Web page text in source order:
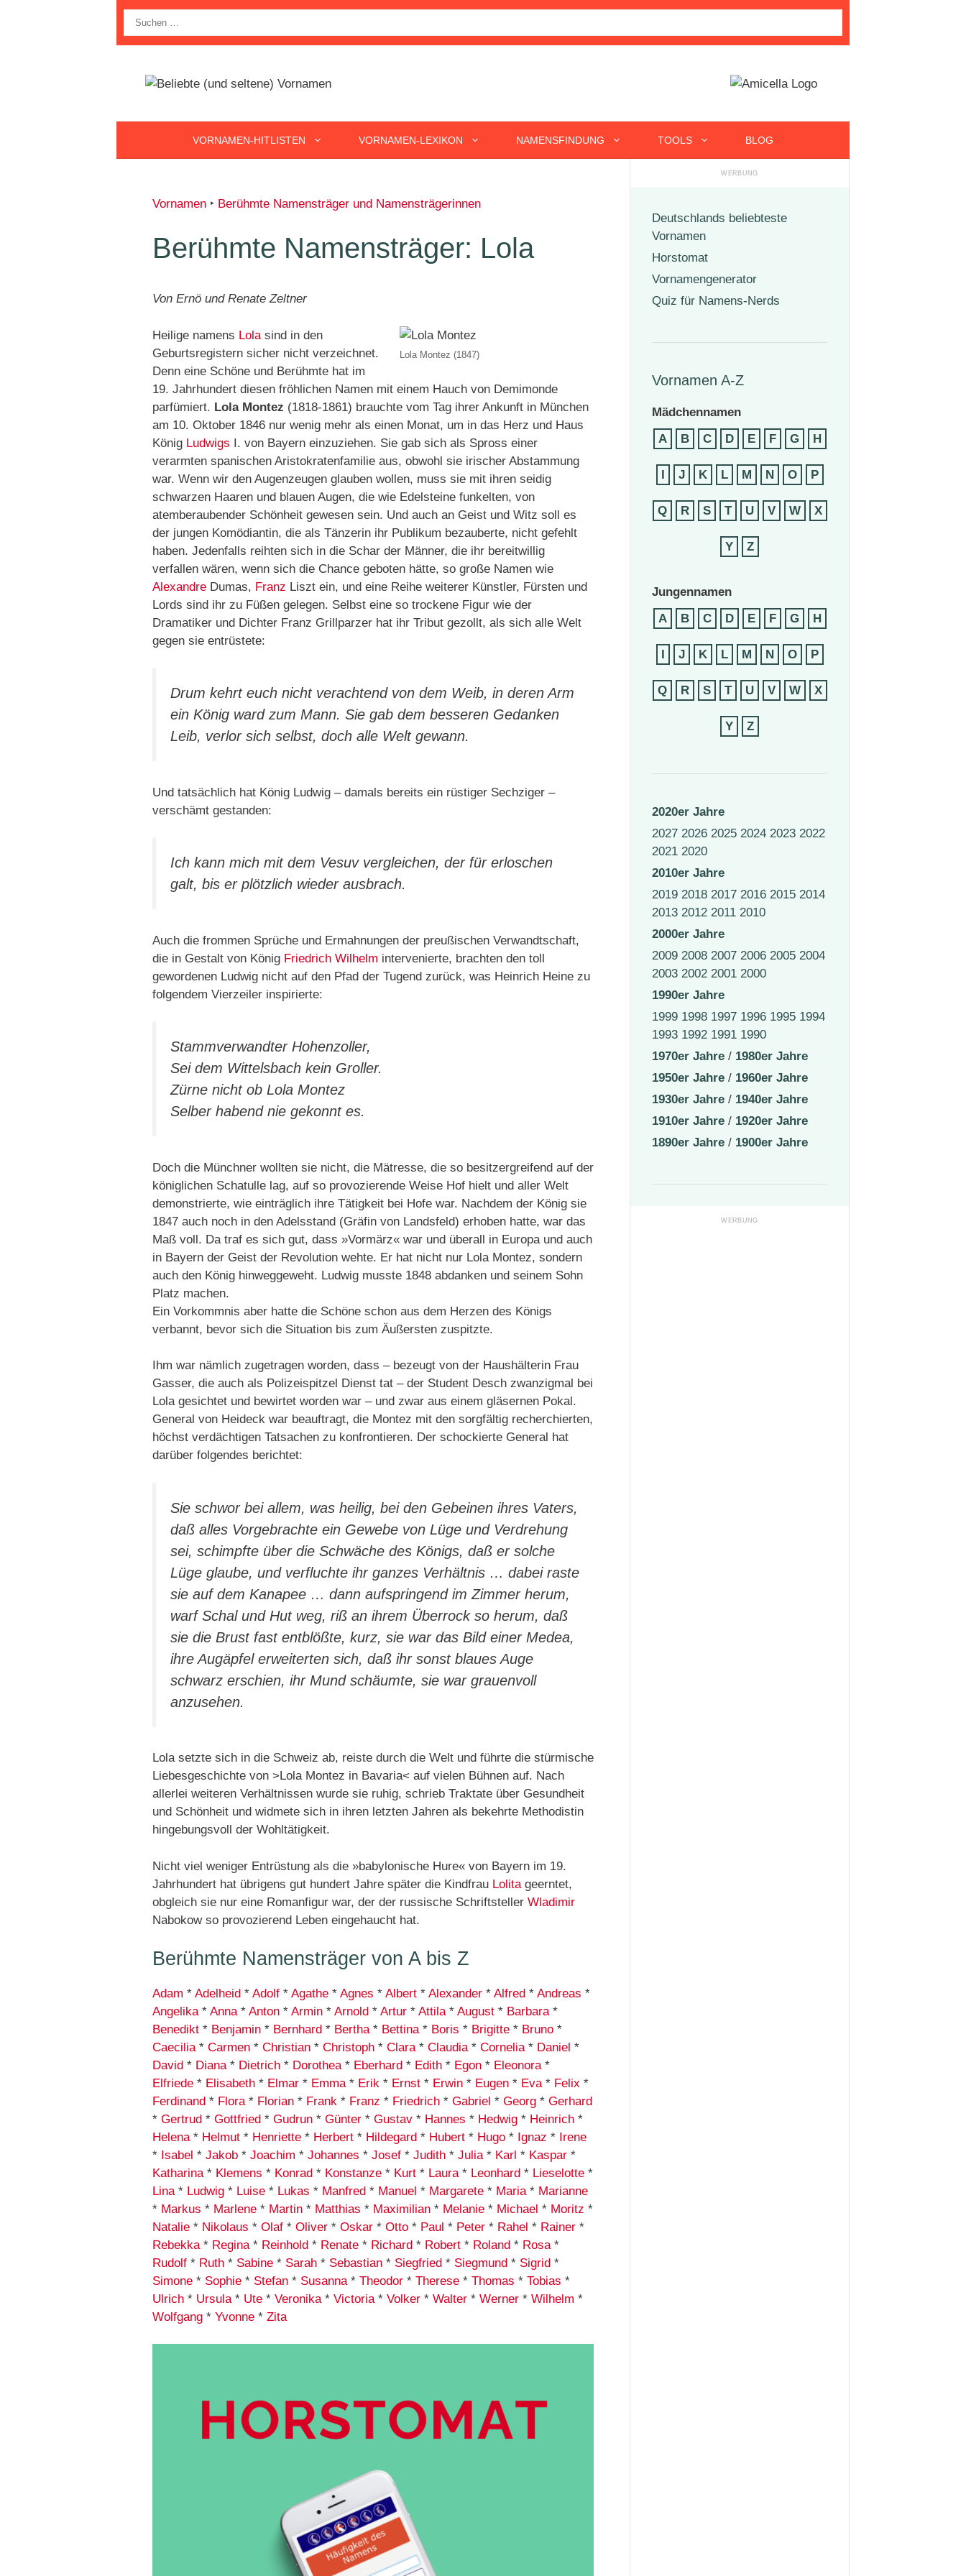
nach:
VORNAMEN-HITLISTEN VORNAMEN-LEXIKON NAMENSFINDUNG TOOLS BLOG
Vornamen ‣ Berühmte Namensträger und Namensträgerinnen
Berühmte Namensträger: Lola
Von Ernö und Renate Zeltner
Lola Montez (1847)
Heilige namens Lola sind in den
Geburtsregistern sicher nicht verzeichnet.
Denn eine Schöne und Berühmte hat im
19. Jahrhundert diesen fröhlichen Namen mit einem Hauch von Demimonde
parfümiert. Lola Montez (1818-1861) brauchte vom Tag ihrer Ankunft in München
am 10. Oktober 1846 nur wenig mehr als einen Monat, um in das Herz und Haus
König Ludwigs I. von Bayern einzuziehen. Sie gab sich als Spross einer
verarmten spanischen Aristokratenfamilie aus, obwohl sie irischer Abstammung
war. Wenn wir den Augenzeugen glauben wollen, muss sie mit ihren seidig
schwarzen Haaren und blauen Augen, die wie Edelsteine funkelten, von
atemberaubender Schönheit gewesen sein. Und auch an Geist und Witz soll es
der jungen Komödiantin, die als Tänzerin ihr Publikum bezauberte, nicht gefehlt
haben. Jedenfalls reihten sich in die Schar der Männer, die ihr bereitwillig
verfallen wären, wenn sich die Chance geboten hätte, so große Namen wie
Alexandre Dumas, Franz Liszt ein, und eine Reihe weiterer Künstler, Fürsten und
Lords sind ihr zu Füßen gelegen. Selbst eine so trockene Figur wie der
Dramatiker und Dichter Franz Grillparzer hat ihr Tribut gezollt, als sich alle Welt
gegen sie entrüstete:
Drum kehrt euch nicht verachtend von dem Weib, in deren Arm
ein König ward zum Mann. Sie gab dem besseren Gedanken
Leib, verlor sich selbst, doch alle Welt gewann.
Und tatsächlich hat König Ludwig – damals bereits ein rüstiger Sechziger –
verschämt gestanden:
Ich kann mich mit dem Vesuv vergleichen, der für erloschen
galt, bis er plötzlich wieder ausbrach.
Auch die frommen Sprüche und Ermahnungen der preußischen Verwandtschaft,
die in Gestalt von König Friedrich Wilhelm intervenierte, brachten den toll
gewordenen Ludwig nicht auf den Pfad der Tugend zurück, was Heinrich Heine zu
folgendem Vierzeiler inspirierte:
Stammverwandter Hohenzoller,
Sei dem Wittelsbach kein Groller.
Zürne nicht ob Lola Montez
Selber habend nie gekonnt es.
Doch die Münchner wollten sie nicht, die Mätresse, die so besitzergreifend auf der
königlichen Schatulle lag, auf so provozierende Weise Hof hielt und aller Welt
demonstrierte, wie einträglich ihre Tätigkeit bei Hofe war. Nachdem der König sie
1847 auch noch in den Adelsstand (Gräfin von Landsfeld) erhoben hatte, war das
Maß voll. Da traf es sich gut, dass »Vormärz« war und überall in Europa und auch
in Bayern der Geist der Revolution wehte. Er hat nicht nur Lola Montez, sondern
auch den König hinweggeweht. Ludwig musste 1848 abdanken und seinem Sohn
Platz machen.
Ein Vorkommnis aber hatte die Schöne schon aus dem Herzen des Königs
verbannt, bevor sich die Situation bis zum Äußersten zuspitzte.
Ihm war nämlich zugetragen worden, dass – bezeugt von der Haushälterin Frau
Gasser, die auch als Polizeispitzel Dienst tat – der Student Desch zwanzigmal bei
Lola gesichtet und bewirtet worden war – und zwar aus einem gläsernen Pokal.
General von Heideck war beauftragt, die Montez mit den sorgfältig recherchierten,
höchst verdächtigen Tatsachen zu konfrontieren. Der schockierte General hat
darüber folgendes berichtet:
Sie schwor bei allem, was heilig, bei den Gebeinen ihres Vaters,
daß alles Vorgebrachte ein Gewebe von Lüge und Verdrehung
sei, schimpfte über die Schwäche des Königs, daß er solche
Lüge glaube, und verfluchte ihr ganzes Verhältnis … dabei raste
sie auf dem Kanapee … dann aufspringend im Zimmer herum,
warf Schal und Hut weg, riß an ihrem Überrock so herum, daß
sie die Brust fast entblößte, kurz, sie war das Bild einer Medea,
ihre Augäpfel erweiterten sich, daß ihr sonst blaues Auge
schwarz erschien, ihr Mund schäumte, sie war grauenvoll
anzusehen.
Lola setzte sich in die Schweiz ab, reiste durch die Welt und führte die stürmische
Liebesgeschichte von >Lola Montez in Bavaria< auf vielen Bühnen auf. Nach
allerlei weiteren Verhältnissen wurde sie ruhig, schrieb Traktate über Gesundheit
und Schönheit und widmete sich in ihren letzten Jahren als bekehrte Methodistin
hingebungsvoll der Wohltätigkeit.
Nicht viel weniger Entrüstung als die »babylonische Hure« von Bayern im 19.
Jahrhundert hat übrigens gut hundert Jahre später die Kindfrau Lolitageerntet,
obgleich sie nur eine Romanfigur war, der der russische Schriftsteller Wladimir
Nabokow so provozierend Leben eingehaucht hat.
Berühmte Namensträger von A bis Z
Adam * Adelheid * Adolf * Agathe * Agnes * Albert * Alexander * Alfred * Andreas *
Angelika* Anna* Anton * Armin * Arnold * Artur * Attila* August * Barbara*
Benedikt * Benjamin * Bernhard * Bertha* Bettina* Boris * Brigitte * Bruno *
Caecilia* Carmen * Christian * Christoph * Clara* Claudia* Cornelia* Daniel *
David * Diana* Dietrich * Dorothea* Eberhard * Edith * Egon * Eleonora*
Elfriede * Elisabeth * Elmar * Emma* Erik * Ernst * Erwin * Eugen * Eva* Felix *
Ferdinand * Flora* Florian * Frank * Franz * Friedrich * Gabriel * Georg * Gerhard
* Gertrud * Gottfried * Gudrun * Günter * Gustav * Hannes * Hedwig * Heinrich *
Helena* Helmut * Henriette * Herbert * Hildegard * Hubert * Hugo * Ignaz * Irene
* Isabel * Jakob * Joachim * Johannes * Josef * Judith * Julia* Karl * Kaspar *
Katharina* Klemens * Konrad * Konstanze * Kurt * Laura* Leonhard * Lieselotte *
Lina* Ludwig * Luise * Lukas * Manfred * Manuel * Margarete * Maria* Marianne
* Markus * Marlene * Martin * Matthias * Maximilian * Melanie * Michael * Moritz *
Natalie * Nikolaus * Olaf * Oliver * Oskar * Otto * Paul * Peter * Rahel * Rainer *
Rebekka* Regina* Reinhold * Renate * Richard * Robert * Roland * Rosa*
Rudolf * Ruth * Sabine * Sarah * Sebastian * Siegfried * Siegmund * Sigrid *
Simone * Sophie * Stefan * Susanna* Theodor * Therese * Thomas * Tobias *
Ulrich * Ursula* Ute * Veronika* Victoria* Volker * Walter * Werner * Wilhelm *
Wolfgang * Yvonne * Zita
Deutschlands beliebteste
Vornamen
Horstomat
Vornamengenerator
Quiz für Namens-Nerds
Vornamen A-Z
Mädchennamen
A
B C D E F G H
I J K L M N O P
Q R S T U V W X
Y Z
Jungennamen
A
B C D E F G H
I J K L M N O P
Q R S T U V W X
Y Z
2020er Jahre
2027 2026 2025 2024 2023 2022
2021 2020
2010er Jahre
2019 2018 2017 2016 2015 2014
2013 2012 2011 2010
2000er Jahre
2009 2008 2007 2006 2005 2004
2003 2002 2001 2000
1990er Jahre
1999 1998 1997 1996 1995 1994
1993 1992 1991 1990
1970er Jahre / 1980er Jahre
1950er Jahre / 1960er Jahre
1930er Jahre / 1940er Jahre
1910er Jahre / 1920er Jahre
1890er Jahre / 1900er Jahre